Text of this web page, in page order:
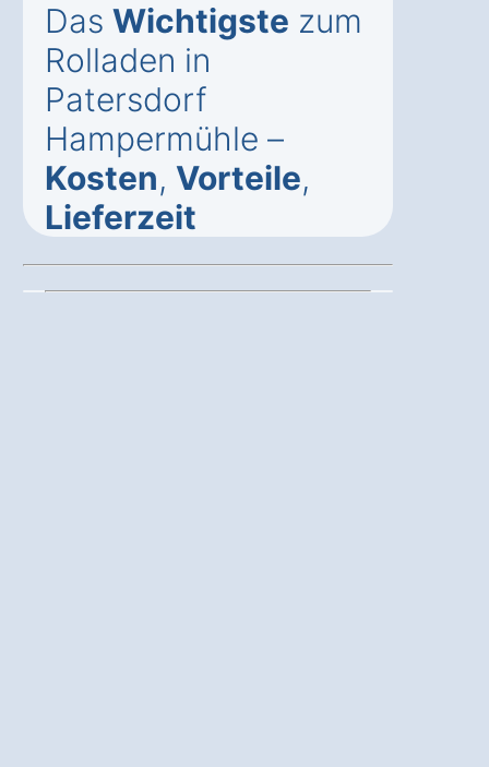
Das Wichtigste zum
Rolladen in
Patersdorf
Hampermühle –
Kosten, Vorteile,
Lieferzeit